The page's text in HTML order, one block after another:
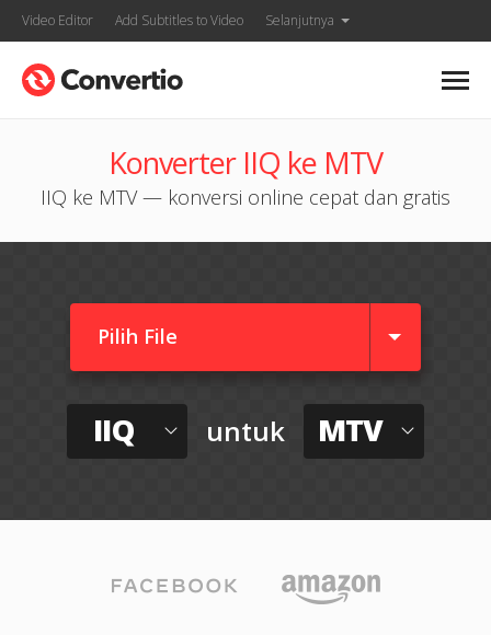
Video Editor Add Subtitles to Video Selanjutnya
Konverter IIQ ke MTV
IIQ ke MTV — konversi online cepat dan gratis
Pilih File
IIQ untuk MTV